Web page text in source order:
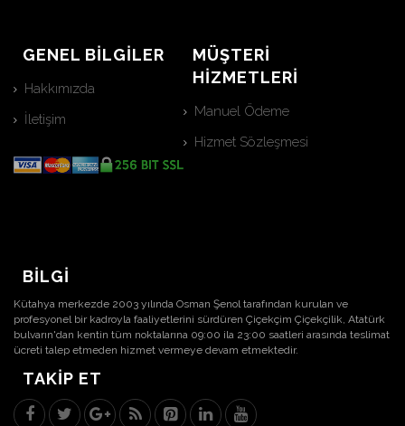
GENEL BİLGİLER
Hakkımızda
İletişim
MÜŞTERİ
HİZMETLERİ
Manuel Ödeme
Hizmet Sözleşmesi
BİLGİ
Kütahya merkezde 2003 yılında Osman Şenol tarafından kurulan ve
profesyonel bir kadroyla faaliyetlerini sürdüren Çiçekçim Çiçekçilik, Atatürk
bulvarın'dan kentin tüm noktalarına 09:00 ila 23:00 saatleri arasında teslimat
ücreti talep etmeden hizmet vermeye devam etmektedir.
TAKIP ET